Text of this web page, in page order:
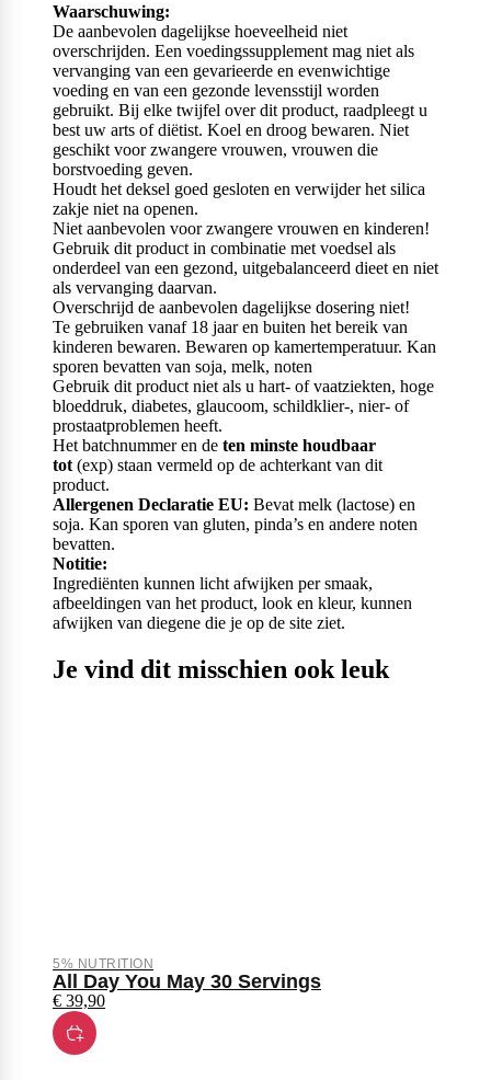
Waarschuwing:
De aanbevolen dagelijkse hoeveelheid niet
overschrijden. Een voedingssupplement mag niet als
vervanging van een gevarieerde en evenwichtige
voeding en van een gezonde levensstijl worden
gebruikt. Bij elke twijfel over dit product, raadpleegt u
best uw arts of diëtist. Koel en droog bewaren. Niet
geschikt voor zwangere vrouwen, vrouwen die
borstvoeding geven.
Houdt het deksel goed gesloten en verwijder het silica
zakje niet na openen.
Niet aanbevolen voor zwangere vrouwen en kinderen!
Gebruik dit product in combinatie met voedsel als
onderdeel van een gezond, uitgebalanceerd dieet en niet
als vervanging daarvan.
Overschrijd de aanbevolen dagelijkse dosering niet!
Te gebruiken vanaf 18 jaar en buiten het bereik van
kinderen bewaren. Bewaren op kamertemperatuur. Kan
sporen bevatten van soja, melk, noten
Gebruik dit product niet als u hart- of vaatziekten, hoge
bloeddruk, diabetes, glaucoom, schildklier-, nier- of
prostaatproblemen heeft.
Het batchnummer en de ten minste houdbaar
tot (exp) staan vermeld op de achterkant van dit
product.
Allergenen Declaratie EU: Bevat melk (lactose) en
soja. Kan sporen van gluten, pinda’s en andere noten
bevatten.
Notitie:
Ingrediënten kunnen licht afwijken per smaak,
afbeeldingen van het product, look en kleur, kunnen
afwijken van diegene die je op de site ziet.
Je vind dit misschien ook leuk
5% NUTRITION
All Day You May 30 Servings
€ 39,90